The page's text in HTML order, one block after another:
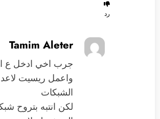
رد
Tamim Aleter
جرب اخي ادخل ع
واعمل ريسيت
الشبكات
لكن انتبه بتروح